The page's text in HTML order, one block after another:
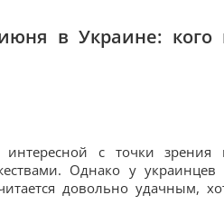
в Украине: кого
интересной с точки
Однако у украинцев
довольно удачным,